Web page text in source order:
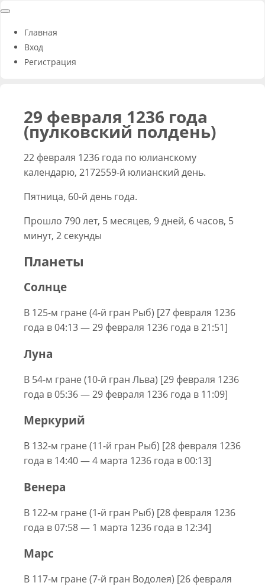
Главная
Вход
Регистрация
29 февраля 1236 года
(пулковский полдень)
22 февраля 1236 года по юлианскому
календарю, 2172559-й юлианский день.
Пятница, 60-й день года.
Прошло 790 лет, 5 месяцев, 9 дней, 6 часов, 5
минут, 2 секунды
Планеты
Солнце
В 125-м гране (4-й гран Рыб) [27 февраля 1236
года в 04:13 — 29 февраля 1236 года в 21:51]
Луна
В 54-м гране (10-й гран Льва) [29 февраля 1236
года в 05:36 — 29 февраля 1236 года в 11:09]
Меркурий
В 132-м гране (11-й гран Рыб) [28 февраля 1236
года в 14:40 — 4 марта 1236 года в 00:13]
Венера
В 122-м гране (1-й гран Рыб) [28 февраля 1236
года в 07:58 — 1 марта 1236 года в 12:34]
Марс
В 117-м гране (7-й гран Водолея) [26 февраля